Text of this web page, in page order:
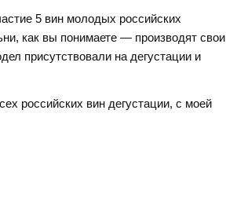
5 вин молодых российских
как вы понимаете — производят свои
присутствовали на дегустации и
российских вин дегустации, с моей